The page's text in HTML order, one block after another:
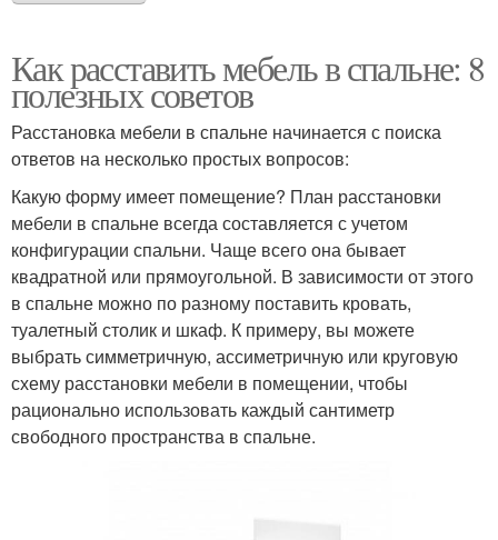
Как расставить мебель в спальне: 8
полезных советов
Расстановка мебели в спальне начинается с поиска
ответов на несколько простых вопросов:
Какую форму имеет помещение? План расстановки
мебели в спальне всегда составляется с учетом
конфигурации спальни. Чаще всего она бывает
квадратной или прямоугольной. В зависимости от этого
в спальне можно по разному поставить кровать,
туалетный столик и шкаф. К примеру, вы можете
выбрать симметричную, ассиметричную или круговую
схему расстановки мебели в помещении, чтобы
рационально использовать каждый сантиметр
свободного пространства в спальне.